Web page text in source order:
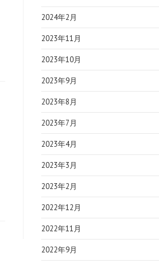
2024年2月
2023年11月
2023年10月
2023年9月
2023年8月
2023年7月
2023年4月
2023年3月
2023年2月
2022年12月
2022年11月
2022年9月